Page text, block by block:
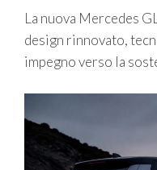
La nuova Mercedes
design rinnovato,
impegno verso la